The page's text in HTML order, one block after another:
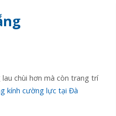
chùi hơn mà còn trang trí
kính cường lực tại Đà